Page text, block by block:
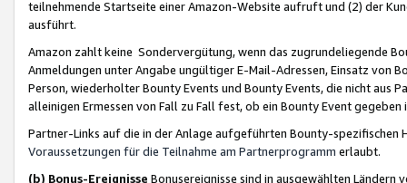
teilnehmende Startseite einer Amazon-Website aufruft und (2) der
ausführt.
Amazon zahlt keine Sondervergütung, wenn das zugrundeliegende
Anmeldungen unter Angabe ungültiger E-Mail-Adressen, Einsatz von
Person, wiederholter Bounty Events und Bounty Events, die nicht
alleinigen Ermessen von Fall zu Fall fest, ob ein Bounty Event
Partner-Links auf die in der Anlage aufgeführten Bounty-spezifischen
Voraussetzungen für die Teilnahme am Partnerprogramm erlaubt.
(b) Bonus-Ereignisse Bonusereignisse sind in ausgewählten Ländern